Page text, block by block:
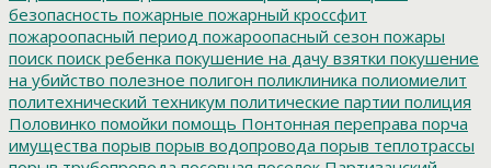
безопасность пожарные пожарный кроссфит
пожароопасный период пожароопасный сезон пожары
поиск поиск ребенка покушение на дачу взятки покушение
на убийство полезное полигон поликлиника полиомиелит
политехнический техникум политические партии полиция
Половинко помойки помощь Понтонная переправа порча
имущества порыв порыв водопровода порыв теплотрассы